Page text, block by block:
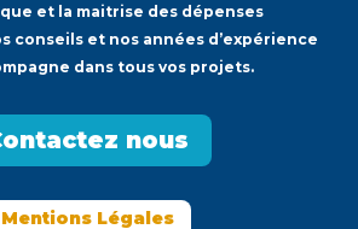
et la maitrise des dépenses
conseils et nos années d’expérience
dans tous vos projets.
nous
Mentions Légales